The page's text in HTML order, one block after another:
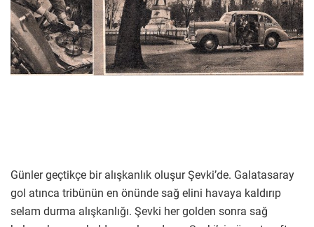
Günler geçtikçe bir alışkanlık oluşur Şevki’de. Galatasaray
gol atınca tribünün en önünde sağ elini havaya kaldırıp
selam durma alışkanlığı. Şevki her golden sonra sağ